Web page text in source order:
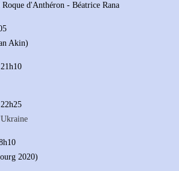
d'Anthéron - Béatrice Rana
Akin)
2020)